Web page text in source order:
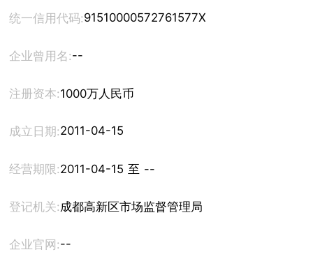
统一信用代码:91510000572761577X
企业曾用名:--
注册资本:1000万人民币
成立日期:2011-04-15
经营期限: 2011-04-15 至 --
登记机关: 成都高新区市场监督管理局
企业官网:--